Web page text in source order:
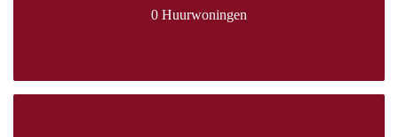
0 Huurwoningen